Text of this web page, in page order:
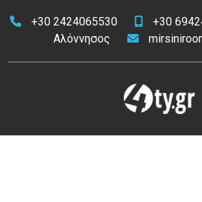
+30 2424065530 +30
Αλόννησος